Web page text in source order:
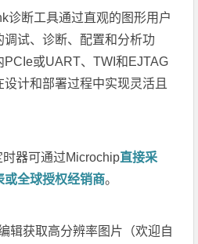
诊断工具通过直观的图形用户
试、诊断、配置和分析功
或UART、TWI和EJTAG
计和部署过程中实现灵活且
器可通过Microchip直接采
或全球授权经销商。
辑获取高分辨率图片（欢迎自